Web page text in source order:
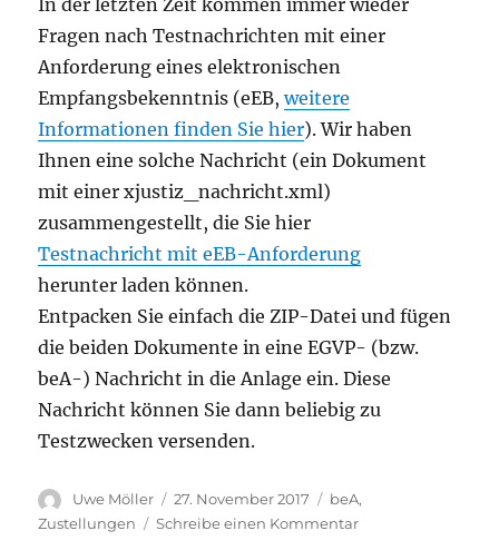
In der letzten Zeit kommen immer wieder
Fragen nach Testnachrichten mit einer
Anforderung eines elektronischen
Empfangsbekenntnis (eEB,weitere
Informationen finden Sie hier). Wir haben
Ihnen eine solche Nachricht (ein Dokument
mit einer xjustiz_nachricht.xml)
zusammengestellt, die Sie hier
Testnachricht mit eEB-Anforderung
herunter laden können.
Entpacken Sie einfach die ZIP-Datei und fügen
die beiden Dokumente in eine EGVP- (bzw.
beA-) Nachricht in die Anlage ein. Diese
Nachricht können Sie dann beliebig zu
Testzwecken versenden.
Autor
Uwe Möller
Veröffentlicht
am
27. November 2017 Kategorien
beA,
Zustellungen
Schreibe einen Kommentarzu